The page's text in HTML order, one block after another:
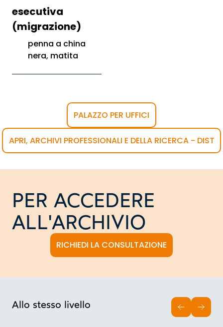
esecutiva
(migrazione)
penna a china
nera, matita
PALAZZO PER UFFICI
APRI, ARCHIVI PROFESSIONALI E DELLA RICERCA - DIST
PER ACCEDERE
ALL'ARCHIVIO
RICHIEDI LA CONSULTAZIONE
Allo stesso livello
INDIETRO